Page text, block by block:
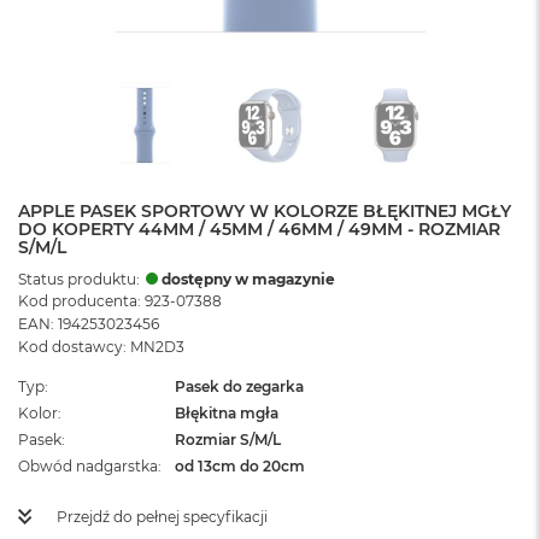
APPLE PASEK SPORTOWY W KOLORZE BŁĘKITNEJ MGŁY
DO KOPERTY 44MM / 45MM / 46MM / 49MM - ROZMIAR
S/M/L
Status produktu:
dostępny w magazynie
Kod producenta: 923-07388
EAN: 194253023456
Kod dostawcy: MN2D3
Typ
Pasek do zegarka
Kolor
Błękitna mgła
Pasek
Rozmiar S/M/L
Obwód nadgarstka
od 13cm do 20cm
Przejdź do pełnej specyfikacji